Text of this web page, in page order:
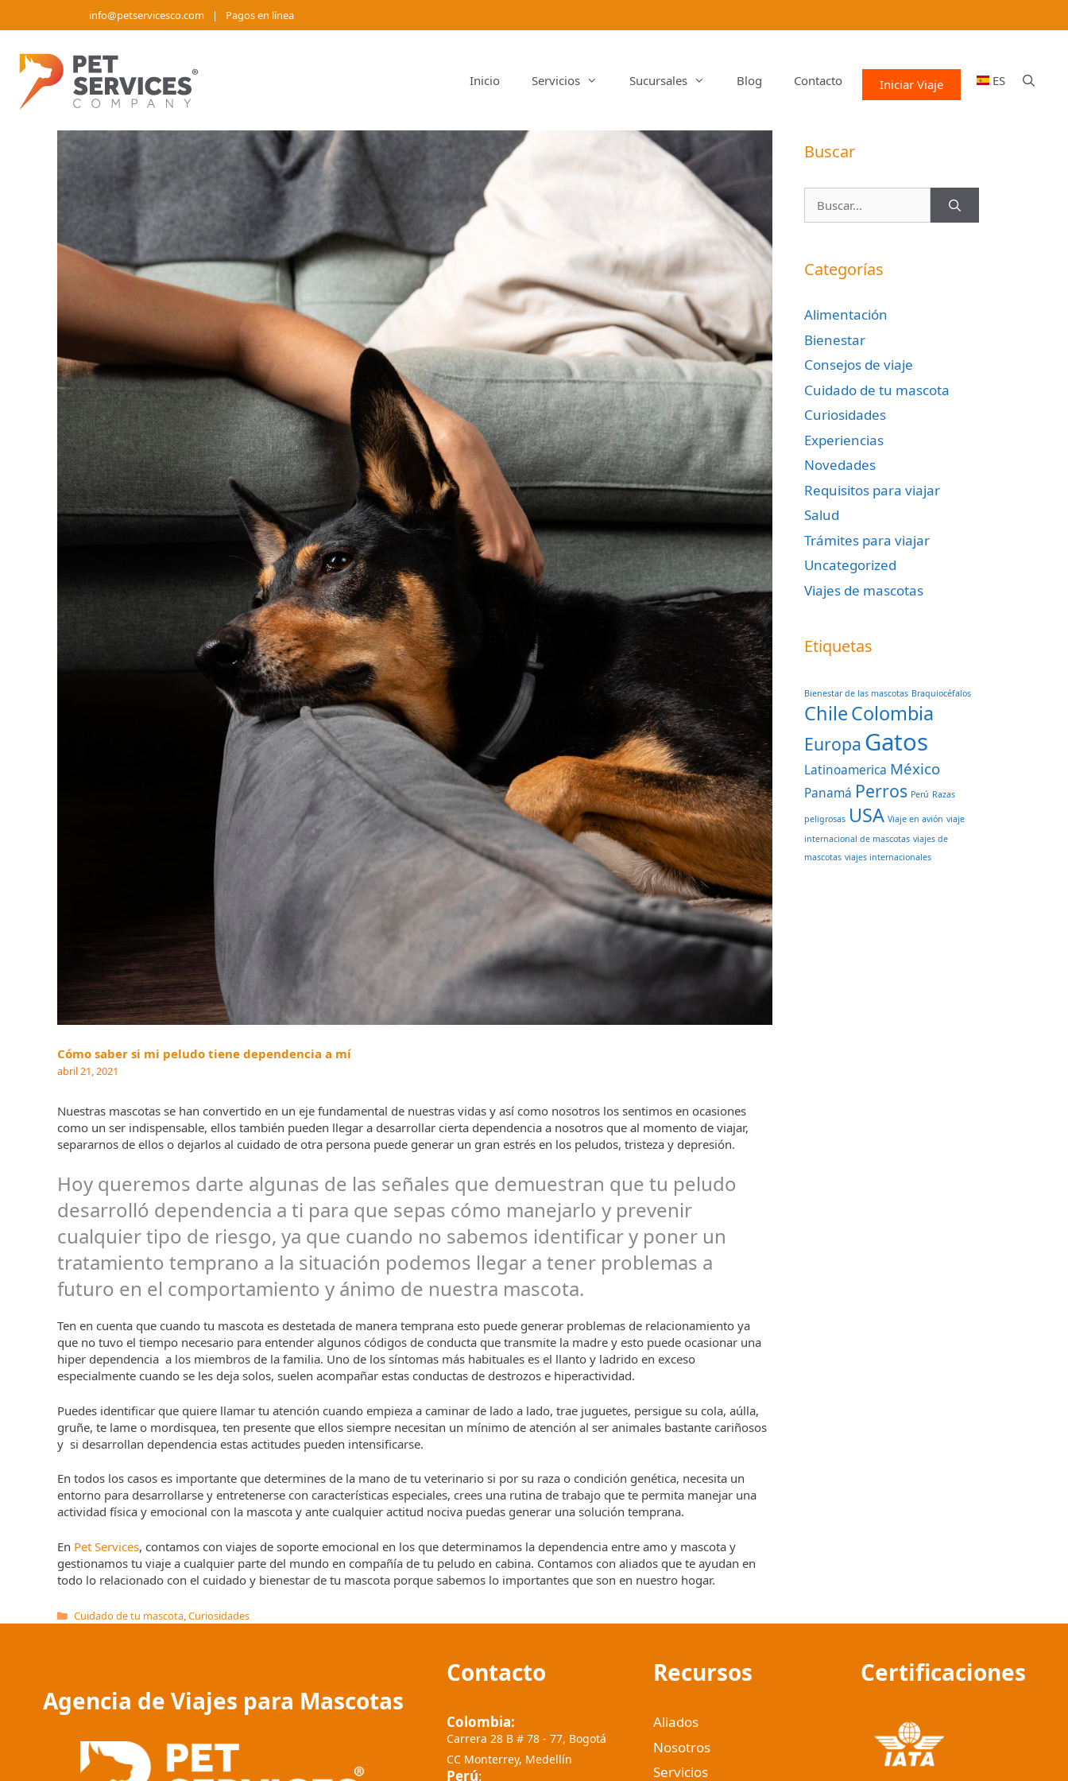
info@petservicesco.com | Pagos en línea
Inicio Servicios Sucursales Blog Contacto Iniciar Viaje ES
Cómo saber si mi peludo tiene dependencia a mí
abril 21, 2021
Nuestras mascotas se han convertido en un eje fundamental de nuestras vidas y así como nosotros los sentimos en ocasiones
como un ser indispensable, ellos también pueden llegar a desarrollar cierta dependencia a nosotros que al momento de viajar,
separarnos de ellos o dejarlos al cuidado de otra persona puede generar un gran estrés en los peludos, tristeza y depresión.
Hoy queremos darte algunas de las señales que demuestran que tu peludo
desarrolló dependencia a ti para que sepas cómo manejarlo y prevenir
cualquier tipo de riesgo, ya que cuando no sabemos identificar y poner un
tratamiento temprano a la situación podemos llegar a tener problemas a
futuro en el comportamiento y ánimo de nuestra mascota.
Ten en cuenta que cuando tu mascota es destetada de manera temprana esto puede generar problemas de relacionamiento ya
que no tuvo el tiempo necesario para entender algunos códigos de conducta que transmite la madre y esto puede ocasionar una
hiper dependencia a los miembros de la familia. Uno de los síntomas más habituales es el llanto y ladrido en exceso
especialmente cuando se les deja solos, suelen acompañar estas conductas de destrozos e hiperactividad.
Puedes identificar que quiere llamar tu atención cuando empieza a caminar de lado a lado, trae juguetes, persigue su cola, aúlla,
gruñe, te lame o mordisquea, ten presente que ellos siempre necesitan un mínimo de atención al ser animales bastante cariñosos
y si desarrollan dependencia estas actitudes pueden intensificarse.
En todos los casos es importante que determines de la mano de tu veterinario si por su raza o condición genética, necesita un
entorno para desarrollarse y entretenerse con características especiales, crees una rutina de trabajo que te permita manejar una
actividad física y emocional con la mascota y ante cualquier actitud nociva puedas generar una solución temprana.
En Pet Services, contamos con viajes de soporte emocional en los que determinamos la dependencia entre amo y mascota y
gestionamos tu viaje a cualquier parte del mundo en compañía de tu peludo en cabina. Contamos con aliados que te ayudan en
todo lo relacionado con el cuidado y bienestar de tu mascota porque sabemos lo importantes que son en nuestro hogar.
Categorías
Cuidado de tu mascota,Curiosidades
Buscar
Categorías
Alimentación
Bienestar
Consejos de viaje
Cuidado de tu mascota
Curiosidades
Experiencias
Novedades
Requisitos para viajar
Salud
Trámites para viajar
Uncategorized
Viajes de mascotas
Etiquetas
Bienestar de las mascotas Braquiocéfalos
ChileColombia
Europa Gatos
Latinoamerica México
Panamá Perros Perú Razas
peligrosas USA Viaje en avión viaje
internacional de mascotas viajes de
mascotas viajes internacionales
Agencia de Viajes para Mascotas
Contacto
Colombia:
Carrera 28 B # 78 - 77, Bogotá
CC Monterrey, Medellín
Perú:
Recursos
Aliados
Nosotros
Servicios
Certificaciones